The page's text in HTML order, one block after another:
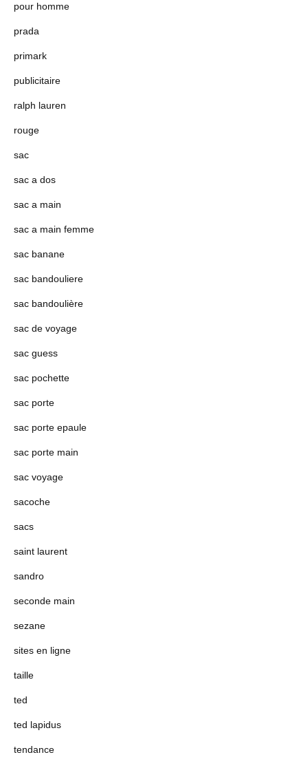
pour homme
prada
primark
publicitaire
ralph lauren
rouge
sac
sac a dos
sac a main
sac a main femme
sac banane
sac bandouliere
sac bandoulière
sac de voyage
sac guess
sac pochette
sac porte
sac porte epaule
sac porte main
sac voyage
sacoche
sacs
saint laurent
sandro
seconde main
sezane
sites en ligne
taille
ted
ted lapidus
tendance